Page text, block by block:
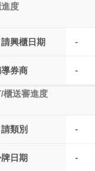
度
興櫃日期 -
券商 -
櫃送審進度
類別 -
日期 -